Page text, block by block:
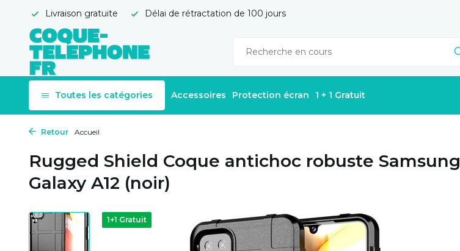
Livraison gratuite Délai de rétractation de 100 jours
Toutes les catégories Accessoires Protection écran 1 + 1 Gratuit
Retour Accueil
Rugged Shield Coque antichoc robuste Samsung
Galaxy A12 (noir)
1+1 Gratuit